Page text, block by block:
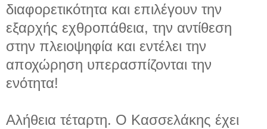
διαφορετικότητα και επιλέγουν την
εξαρχής εχθροπάθεια, την αντίθεση
στην πλειοψηφία και εντέλει την
αποχώρηση υπερασπίζονται την
ενότητα!
Αλήθεια τέταρτη. Ο Κασσελάκης έχει